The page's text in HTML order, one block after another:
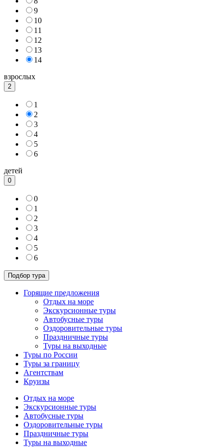
9
10
11
12
13
14
взрослых
2
1
2
3
4
5
6
детей
0
0
1
2
3
4
5
6
Горящие предложения
Отдых на море
Экскурсионные туры
Автобусные туры
Оздоровительные туры
Праздничные туры
Туры на выходные
Туры по России
Туры за границу
Агентствам
Круизы
Отдых на море
Экскурсионные туры
Автобусные туры
Оздоровительные туры
Праздничные туры
Туры на выходные